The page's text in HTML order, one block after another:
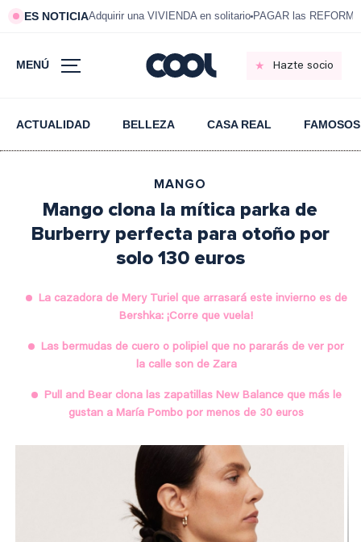
ES NOTICIAAdquirir una VIVIENDA en solitario PAGAR las
MENÚ Hazte socio
ACTUALIDAD BELLEZA CASA REAL FAMOSOS
MANGO
Mango clona la mítica parka de
Burberry perfecta para otoño por
solo 130 euros
La cazadora de Mery Turiel que arrasará este invierno es de
Bershka: ¡Corre que vuela!
Las bermudas de cuero o polipiel que no pararás de ver por
la calle son de Zara
Pull and Bear clona las zapatillas New Balance que más le
gustan a María Pombo por menos de 30 euros